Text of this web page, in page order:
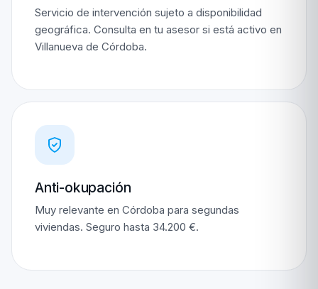
Servicio de intervención sujeto a disponibilidad
geográfica. Consulta en tu asesor si está activo en
Villanueva de Córdoba.
Anti-okupación
Muy relevante en Córdoba para segundas
viviendas. Seguro hasta 34.200 €.